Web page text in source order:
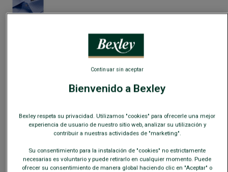
En caso de duda, elija una talla menos de su talla habitual.
Guía de tallas
¿Cual es mi talla?
− + AÑADIR A LA CESTA
Disponibilidad en nuestras tiendas
Envío gratis en Españaa partir de 99€ de compra
Bienvenido a Bexley
Bexley respeta su privacidad. Utilizamos "cookies" para ofrecerle una mejor
experiencia de usuario de nuestro sitio web, analizar su utilización y
contribuir a nuestras actividades de "marketing".
Su consentimiento para la instalación de "cookies" no estrictamente
necesarias es voluntario y puede retirarlo en cualquier momento. Puede
ofrecer su consentimiento de manera global haciendo clic en "Aceptar" o
Continuar sin aceptar